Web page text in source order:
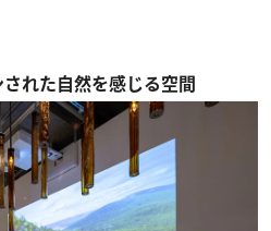
れた自然を感じる空間